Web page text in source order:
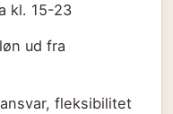
kl. 15-23
ud fra
fleksibilitet